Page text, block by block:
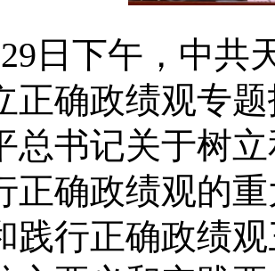
下午，中共天
正确政绩观专
总书记关于树
正确政绩观的
践行正确政绩